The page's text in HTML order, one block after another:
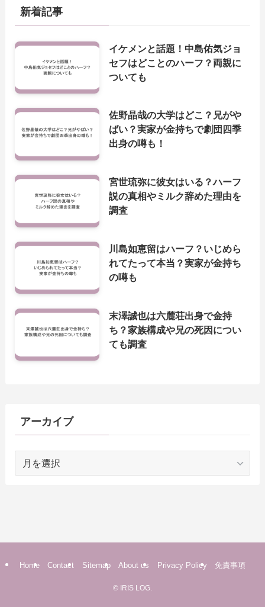
新着記事
イケメンと話題！中島佑気ジョ
セフはどことのハーフ？両親に
ついても
佐野晶哉の大学はどこ？兄がや
ばい？実家が金持ちで劇団四季
出身の噂も！
宮世琉弥に彼女はいる？ハーフ
説の真相やミルク辞めた理由を
調査
川島如恵留はハーフ？いじめら
れてたって本当？実家が金持ち
の噂も
末澤誠也は六麓荘出身で金持
ち？家族構成や兄の死因につい
ても調査
アーカイブ
Home Contact Sitemap About us Privacy Policy 免責事項
© IRIS LOG.